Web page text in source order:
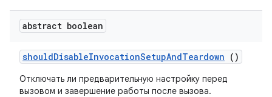
abstract boolean
shouldDisableInvocationSetupAndTeardown ()
Отключать ли предварительную настройку перед
вызовом и завершение работы после вызова.